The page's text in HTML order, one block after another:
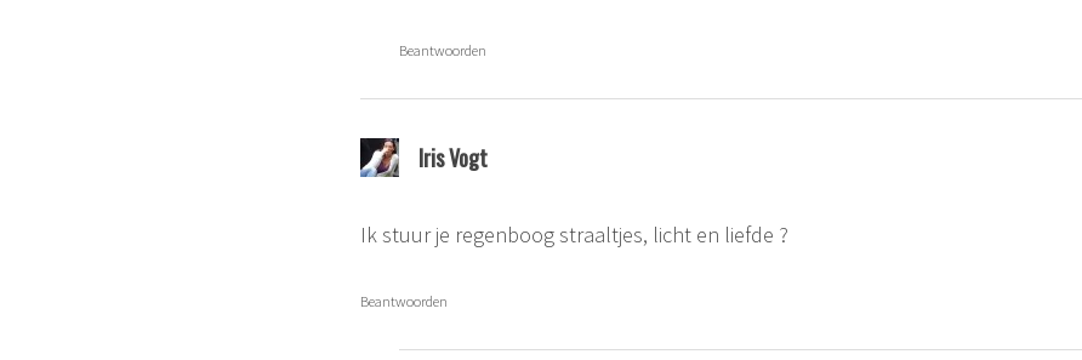
Beantwoorden
Iris Vogt
Ik stuur je regenboog straaltjes, licht en liefde ?
Beantwoorden